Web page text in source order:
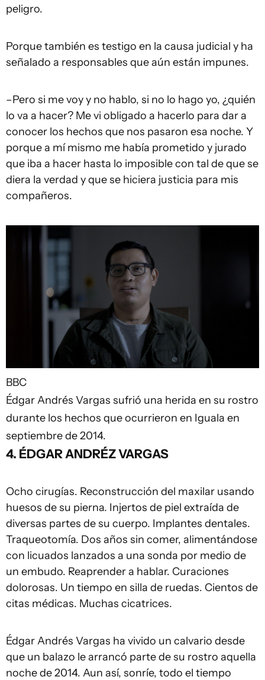
peligro.
Porque también es testigo en la causa judicial y ha
señalado a responsables que aún están impunes.
–Pero si me voy y no hablo, si no lo hago yo, ¿quién
lo va a hacer? Me vi obligado a hacerlo para dar a
conocer los hechos que nos pasaron esa noche. Y
porque a mí mismo me había prometido y jurado
que iba a hacer hasta lo imposible con tal de que se
diera la verdad y que se hiciera justicia para mis
compañeros.
BBC
Édgar Andrés Vargas sufrió una herida en su rostro
durante los hechos que ocurrieron en Iguala en
septiembre de 2014.
4. ÉDGAR ANDRÉZ VARGAS
Ocho cirugías. Reconstrucción del maxilar usando
huesos de su pierna. Injertos de piel extraída de
diversas partes de su cuerpo. Implantes dentales.
Traqueotomía. Dos años sin comer, alimentándose
con licuados lanzados a una sonda por medio de
un embudo. Reaprender a hablar. Curaciones
dolorosas. Un tiempo en silla de ruedas. Cientos de
citas médicas. Muchas cicatrices.
Édgar Andrés Vargas ha vivido un calvario desde
que un balazo le arrancó parte de su rostro aquella
noche de 2014. Aun así, sonríe, todo el tiempo